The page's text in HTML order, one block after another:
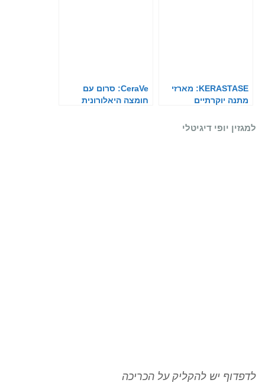
KERASTASE: מארזי
מתנה יוקרתיים
CeraVe: סרום עם
חומצה היאלורונית
למגזין יופי דיגיטלי
לדפדוף יש להקליק על הכריכה